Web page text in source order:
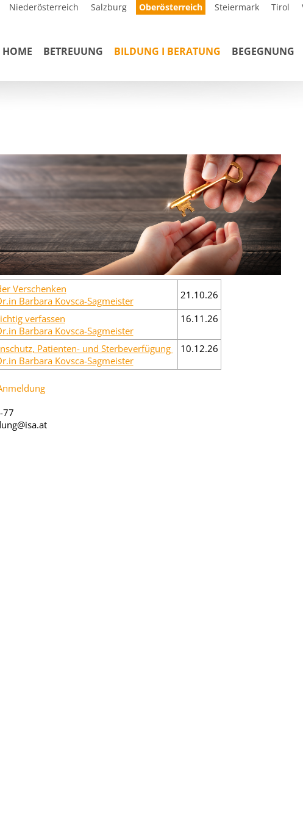
Niederösterreich Salzburg Oberösterreich Steiermark Tirol
HOME BETREUUNG BILDUNG I BERATUNG BEGEGNUNG
Verschenken
Barbara Kovsca-Sagmeister
21.10.26
verfassen
Barbara Kovsca-Sagmeister
16.11.26
Patienten- und Sterbeverfügung
Barbara Kovsca-Sagmeister
10.12.26
77